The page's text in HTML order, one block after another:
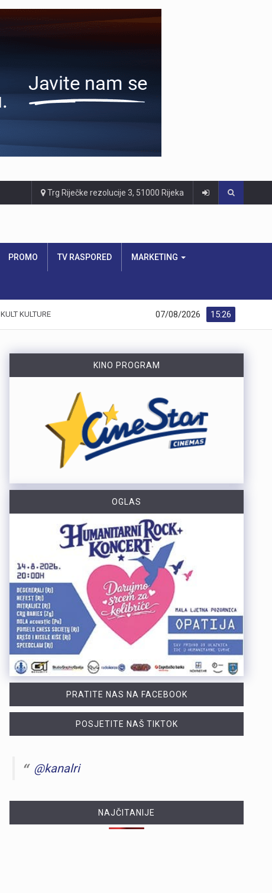
Trg Riječke rezolucije 3, 51000 Rijeka
PROMO TV RASPORED MARKETING
KULT KULTURE 15:26
07/08/2026
KINO PROGRAM
OGLAS
PRATITE NAS NA FACEBOOK
POSJETITE NAŠ TIKTOK
@kanalri
NAJČITANIJE